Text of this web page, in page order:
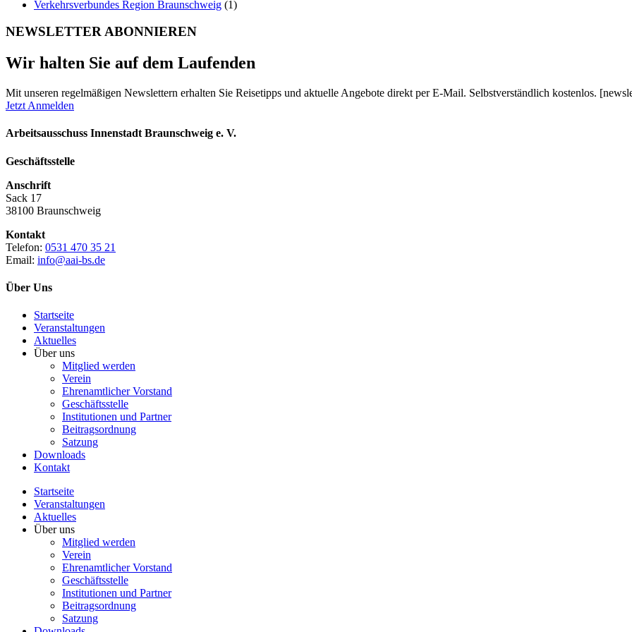
Verkehrsverbundes Region Braunschweig (1)
NEWSLETTER ABONNIEREN
Wir halten Sie auf dem Laufenden
Mit unseren regelmäßigen Newslettern erhalten Sie Reisetipps und aktuelle Angebote direkt per E-Mail. Selbstverständlich kostenlos.
Jetzt Anmelden
Arbeitsausschuss Innenstadt Braunschweig e. V.
Geschäftsstelle
Anschrift
Sack 17
38100 Braunschweig
Kontakt
Telefon: 0531 470 35 21
Email: info@aai-bs.de
Über Uns
Startseite
Veranstaltungen
Aktuelles
Über uns
Mitglied werden
Verein
Ehrenamtlicher Vorstand
Geschäftsstelle
Institutionen und Partner
Beitragsordnung
Satzung
Downloads
Kontakt
Startseite
Veranstaltungen
Aktuelles
Über uns
Mitglied werden
Verein
Ehrenamtlicher Vorstand
Geschäftsstelle
Institutionen und Partner
Beitragsordnung
Satzung